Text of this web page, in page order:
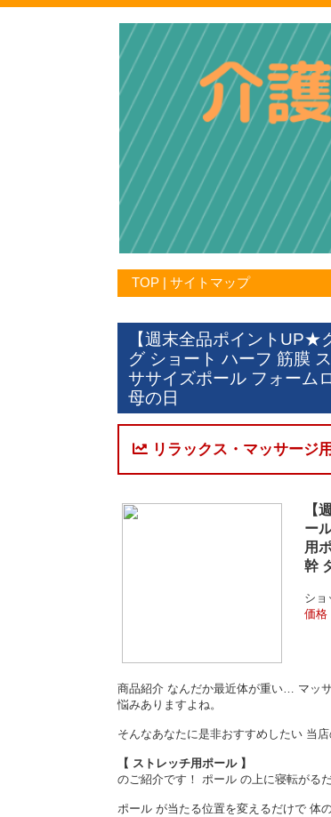
TOP | サイトマップ
【週末全品ポイントUP★
グ ショート ハーフ 筋膜
ササイズポール フォーム
母の日
リラックス・マッサージ
【
ー
用
幹
ショ
価格
商品紹介 なんだか最近体が重い… マッ
悩みありますよね。
そんなあなたに是非おすすめしたい 当
【 ストレッチ用ポール 】
のご紹介です！ ポール の上に寝転がる
ポール が当たる位置を変えるだけで 体